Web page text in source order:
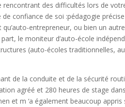
rencontrant des difficultés lors de
confiance de soi :pédagogie
qu’auto-entrepreneur, ou bien un
le moniteur d’auto-école
(auto-écoles traditionnelles,
de la conduite et de la sécurité
agréé et 280 heures de stage
et m ‘a également beaucoup